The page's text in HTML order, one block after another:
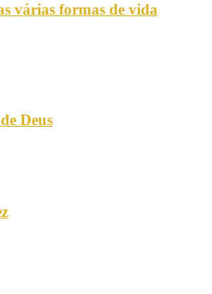
várias formas de vida
Deus